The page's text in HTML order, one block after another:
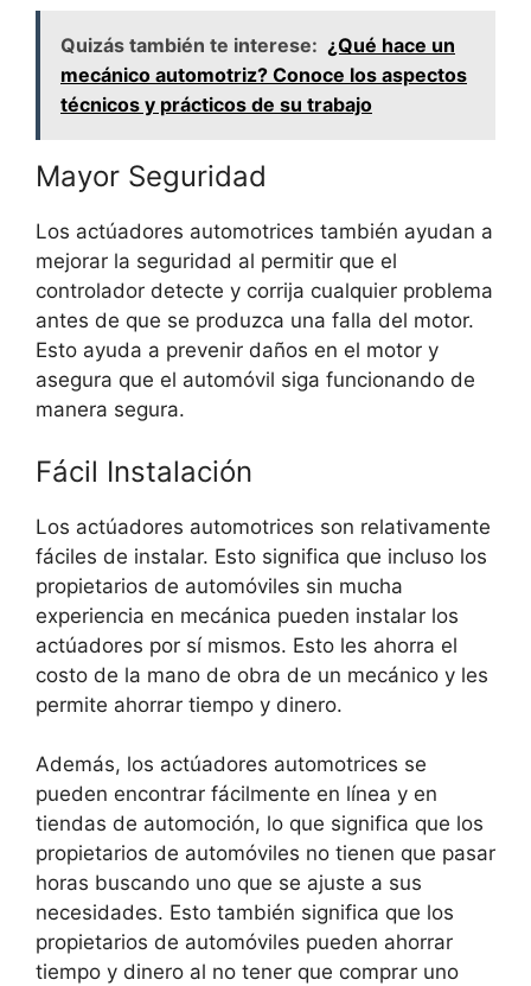
Quizás también te interese: ¿Qué hace un
mecánico automotriz? Conoce los aspectos
técnicos y prácticos de su trabajo
Mayor Seguridad
Los actúadores automotrices también ayudan a
mejorar la seguridad al permitir que el
controlador detecte y corrija cualquier problema
antes de que se produzca una falla del motor.
Esto ayuda a prevenir daños en el motor y
asegura que el automóvil siga funcionando de
manera segura.
Fácil Instalación
Los actúadores automotrices son relativamente
fáciles de instalar. Esto significa que incluso los
propietarios de automóviles sin mucha
experiencia en mecánica pueden instalar los
actúadores por sí mismos. Esto les ahorra el
costo de la mano de obra de un mecánico y les
permite ahorrar tiempo y dinero.
Además, los actúadores automotrices se
pueden encontrar fácilmente en línea y en
tiendas de automoción, lo que significa que los
propietarios de automóviles no tienen que pasar
horas buscando uno que se ajuste a sus
necesidades. Esto también significa que los
propietarios de automóviles pueden ahorrar
tiempo y dinero al no tener que comprar uno